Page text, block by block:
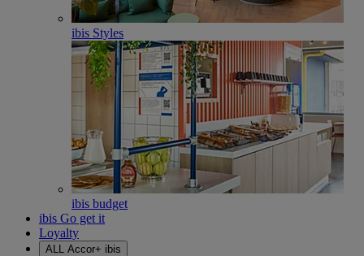
ibis Styles
ibis budget
ibis Go get it
Loyalty
ALL Accor+ ibis